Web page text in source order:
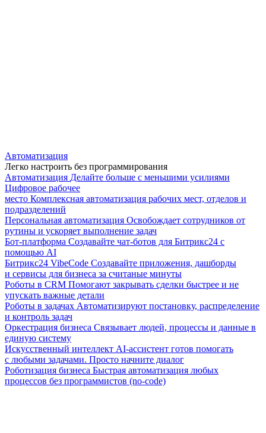
Автоматизация
Легко настроить без программирования
Автоматизация Делайте больше с меньшими усилиями
Цифровое рабочее
место Комплексная автоматизация рабочих мест, отделов и
подразделений
Персональная автоматизация Освобождает сотрудников от
рутины и ускоряет выполнение задач
Бот-платформа Создавайте чат-ботов для Битрикс24 с
помощью AI
Битрикс24 VibeCode Создавайте приложения, дашборды
и сервисы для бизнеса за считаные минуты
Роботы в CRM Помогают закрывать сделки быстрее и не
упускать важные детали
Роботы в задачах Автоматизируют постановку, распределение
и контроль задач
Оркестрация бизнеса Связывает людей, процессы и данные в
единую систему
Искусственный интеллект AI-ассистент готов помогать
с любыми задачами. Просто начните диалог
Роботизация бизнеса Быстрая автоматизация любых
процессов без программистов (no-code)